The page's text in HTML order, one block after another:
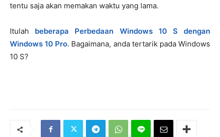
tentu saja akan memakan waktu yang lama.
Itulah beberapa Perbedaan Windows 10 S dengan
Windows 10 Pro. Bagaimana, anda tertarik pada Windows
10 S?